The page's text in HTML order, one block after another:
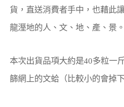
貨，直送消費者手中，也藉此
龍溼地的人、文、地、產、景。
本次出貨品項大約是40多粒一
篩網上的文蛤（比較小的會掉下